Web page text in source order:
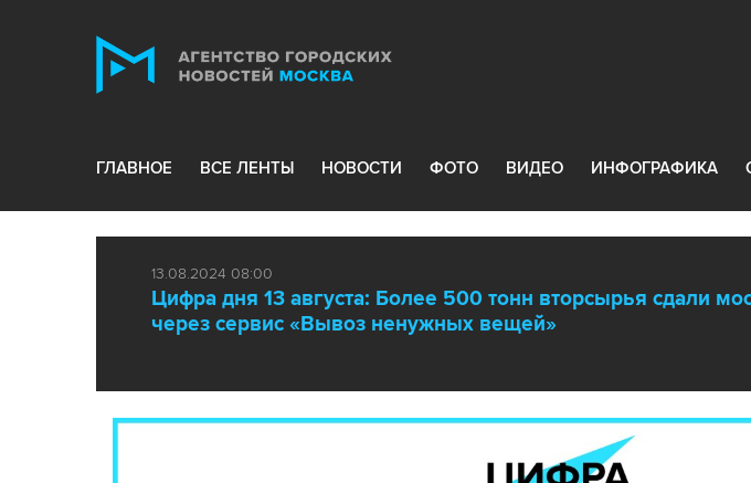
ГЛАВНОЕ ВСЕ ЛЕНТЫ НОВОСТИ ФОТО ВИДЕО ИНФОГРАФИКА
13.08.2024 08:00
Цифра дня 13 августа: Более 500 тонн вторсырья сдали
через сервис «Вывоз ненужных вещей»